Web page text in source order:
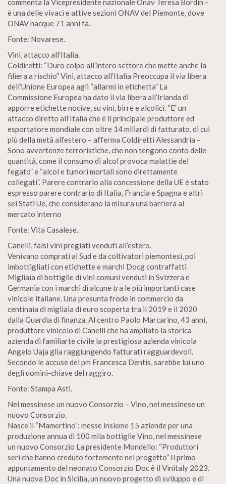
commenta la Vicepresidente nazionale Onav Teresa Bordin –
è una delle vivaci e attive sezioni ONAV del Piemonte, dove
ONAV nacque 71 anni fa.
Fonte: Novarese.
Vini, attacco all’Italia.
Coldiretti: “Duro colpo all’intero settore che mette anche la
filiera a rischio” Vini, attacco all’Italia Preoccupa il via libera
dell’Unione Europea agli “allarmi in etichetta” La
Commissione Europea ha dato il via libera all’Irlanda di
apporre etichette nocive, su vini, birre e alcolici. “E’ un
attacco diretto all’Italia che è il principale produttore ed
esportatore mondiale con oltre 14 miliardi di fatturato, di cui
più della metà all’estero – afferma Coldiretti Alessandria –
Sono avvertenze terroristiche, che non tengono conto delle
quantità, come il consumo di alcol provoca malattie del
fegato” e “alcol e tumori mortali sono direttamente
collegati”. Parere contrario alla concessione della UE è stato
espresso parere contrario di Italia, Francia e Spagna e altri
sei Stati Ue, che considerano la misura una barriera al
mercato interno
Fonte: Vita Casalese.
Canelli, falsi vini pregiati venduti all’estero.
Venivano comprati al Sud e da coltivatori piemontesi, poi
imbottigliati con etichette e marchi Docg contraffatti
Migliaia di bottiglie di vini comuni venduti in Svizzera e
Germania con i marchi di alcune tra le più importanti case
vinicole italiane. Una presunta frode in commercio da
centinaia di migliaia di euro scoperta tra il 2019 e il 2020
dalla Guardia di finanza. Al centro Paolo Marcarino, 43 anni,
produttore vinicolo di Canelli che ha ampliato la storica
azienda di familiarte civile la prestigiosa azienda vinicola
Angelo Uaja glia raggiungendo fatturati ragguardevoli.
Secondo le accuse del pm Francesca Dentis, sarebbe lui uno
degli uomini-chiave del raggiro.
Fonte: Stampa Asti.
Nel messinese un nuovo Consorzio – Vino, nel messinese un
nuovo Consorzio.
Nasce il “Mamertino”: messe insieme 15 aziende per una
produzione annua di 100 mila bottiglie Vino, nel messinese
un nuovo Consorzio La presidente Mondello: “Produttori
seri che hanno creduto fortemente nel progetto” Il primo
appuntamento del neonato Consorzio Doc è il Vinitaly 2023.
Una nuova Doc in Sicilia, un nuovo progetto di sviluppo e di